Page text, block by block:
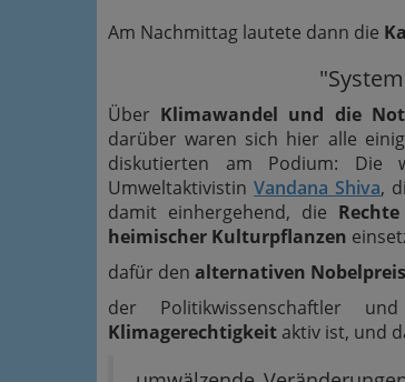
Am Nachmittag lautete dann die
Über Klimawandel und die
darüber waren sich hier alle
diskutierten am Podium: Die
UmweltaktivistinVandana Shiva,
damit einhergehend, die
heimischer Kulturpflanzen
dafür den alternativen
der Politikwissenschaftler
Klimagerechtigkeitaktiv ist, und